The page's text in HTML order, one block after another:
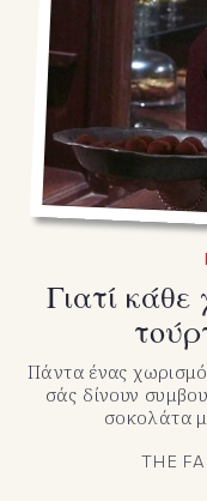
Γιατί κάθε
Πάντα ένας
σάς δίνουν
σοκολάτα
THE